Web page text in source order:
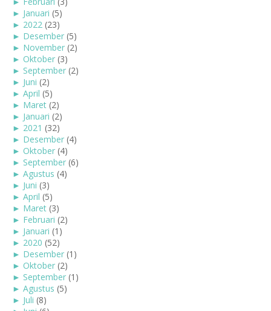
► Januari (5)
► 2022 (23)
► Desember (5)
► November (2)
► Oktober (3)
► September (2)
► Juni (2)
► April (5)
► Maret (2)
► Januari (2)
► 2021 (32)
► Desember (4)
► Oktober (4)
► September (6)
► Agustus (4)
► Juni (3)
► April (5)
► Maret (3)
► Februari (2)
► Januari (1)
► 2020 (52)
► Desember (1)
► Oktober (2)
► September (1)
► Agustus (5)
► Juli (8)